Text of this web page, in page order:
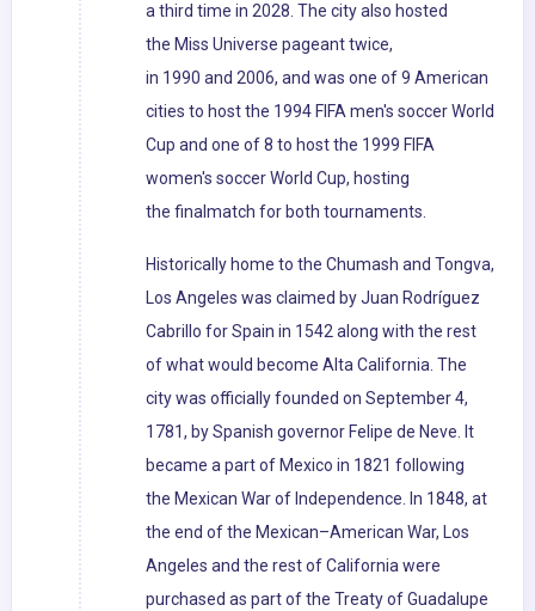
a third time in 2028. The city also hosted
the Miss Universe pageant twice,
in 1990 and 2006, and was one of 9 American
cities to host the 1994 FIFA men's soccer World
Cup and one of 8 to host the 1999 FIFA
women's soccer World Cup, hosting
the finalmatch for both tournaments.
Historically home to the Chumash and Tongva,
Los Angeles was claimed by Juan Rodríguez
Cabrillo for Spain in 1542 along with the rest
of what would become Alta California. The
city was officially founded on September 4,
1781, by Spanish governor Felipe de Neve. It
became a part of Mexico in 1821 following
the Mexican War of Independence. In 1848, at
the end of the Mexican–American War, Los
Angeles and the rest of California were
purchased as part of the Treaty of Guadalupe